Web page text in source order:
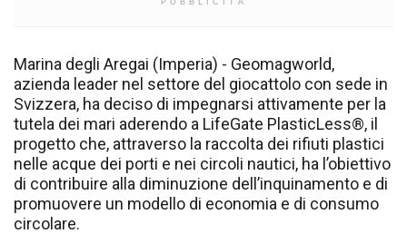
Marina degli Aregai (Imperia) - Geomagworld,
azienda leader nel settore del giocattolo con sede in
Svizzera, ha deciso di impegnarsi attivamente per la
tutela dei mari aderendo a LifeGate PlasticLess®, il
progetto che, attraverso la raccolta dei rifiuti plastici
nelle acque dei porti e nei circoli nautici, ha l’obiettivo
di contribuire alla diminuzione dell’inquinamento e di
promuovere un modello di economia e di consumo
circolare.